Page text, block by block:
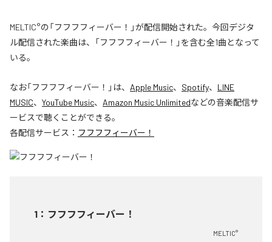
MELTIC°の「フフフフィーバー！」が配信開始された。今回デジタ
ル配信された楽曲は、「フフフフィーバー！」を含む全1曲となって
いる。
なお「フフフフィーバー！ 」は、 Apple Music、 Spotify、 LINE
MUSIC、 YouTube Music、 Amazon Music Unlimitedなどの音楽配信サ
ービスで聴くことができる。
各配信サービス： フフフフィーバー！
1 ： フフフフィーバー！
MELTIC°